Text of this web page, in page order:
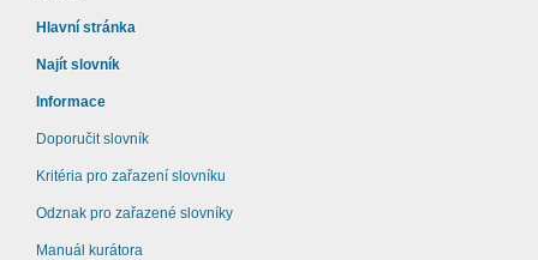
Hlavní stránka
Najít slovník
Informace
Doporučit slovník
Kritéria pro zařazení slovníku
Odznak pro zařazené slovníky
Manuál kurátora